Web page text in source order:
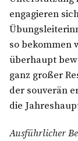
engagieren
so bekommen
überhaupt
ganz großer
der souverän
die
Ausführlicher